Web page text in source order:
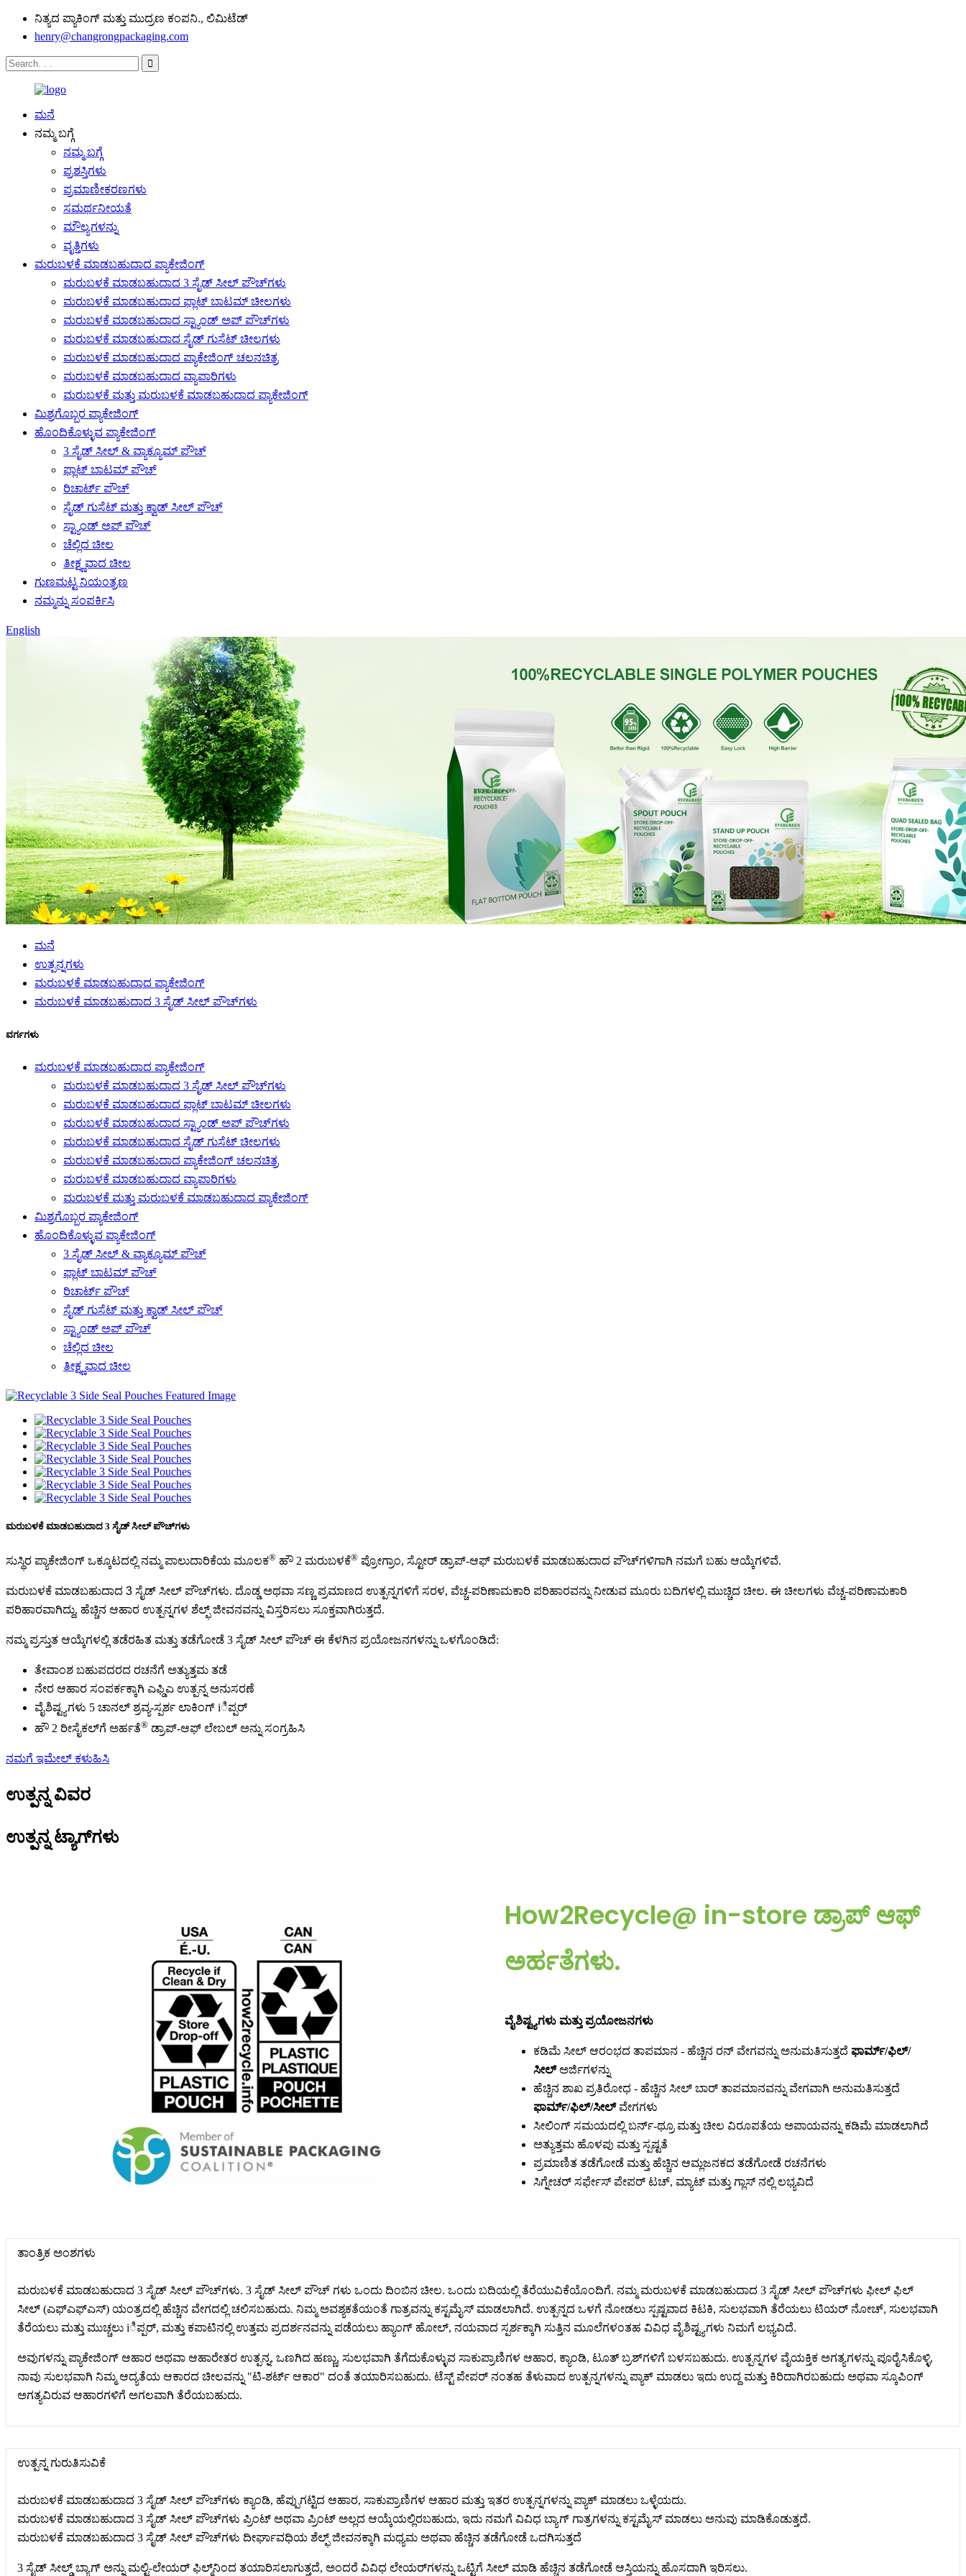
ನಿತ್ಯದ ಪ್ಯಾಕಿಂಗ್ ಮತ್ತು ಮುದ್ರಣ ಕಂಪನಿ., ಲಿಮಿಟೆಡ್
henry@changrongpackaging.com
ಮನೆ
ನಮ್ಮ ಬಗ್ಗೆ
ನಮ್ಮ ಬಗ್ಗೆ
ಪ್ರಶಸ್ತಿಗಳು
ಪ್ರಮಾಣೀಕರಣಗಳು
ಸಮರ್ಥನೀಯತೆ
ಮೌಲ್ಯಗಳನ್ನು
ವೃತ್ತಿಗಳು
ಮರುಬಳಕೆ ಮಾಡಬಹುದಾದ ಪ್ಯಾಕೇಜಿಂಗ್
ಮರುಬಳಕೆ ಮಾಡಬಹುದಾದ 3 ಸೈಡ್ ಸೀಲ್ ಪೌಚ್‌ಗಳು
ಮರುಬಳಕೆ ಮಾಡಬಹುದಾದ ಫ್ಲಾಟ್ ಬಾಟಮ್ ಚೀಲಗಳು
ಮರುಬಳಕೆ ಮಾಡಬಹುದಾದ ಸ್ಟ್ಯಾಂಡ್ ಅಪ್ ಪೌಚ್‌ಗಳು
ಮರುಬಳಕೆ ಮಾಡಬಹುದಾದ ಸೈಡ್ ಗುಸೆಟ್ ಚೀಲಗಳು
ಮರುಬಳಕೆ ಮಾಡಬಹುದಾದ ಪ್ಯಾಕೇಜಿಂಗ್ ಚಲನಚಿತ್ರ
ಮರುಬಳಕೆ ಮಾಡಬಹುದಾದ ವ್ಯಾಪಾರಿಗಳು
ಮರುಬಳಕೆ ಮತ್ತು ಮರುಬಳಕೆ ಮಾಡಬಹುದಾದ ಪ್ಯಾಕೇಜಿಂಗ್
ಮಿಶ್ರಗೊಬ್ಬರ ಪ್ಯಾಕೇಜಿಂಗ್
ಹೊಂದಿಕೊಳ್ಳುವ ಪ್ಯಾಕೇಜಿಂಗ್
3 ಸೈಡ್ ಸೀಲ್ & ವ್ಯಾಕ್ಯೂಮ್ ಪೌಚ್
ಫ್ಲಾಟ್ ಬಾಟಮ್ ಪೌಚ್
ರಿಚಾರ್ಟ್ ಪೌಚ್
ಸೈಡ್ ಗುಸೆಟ್ ಮತ್ತು ಕ್ವಾಡ್ ಸೀಲ್ ಪೌಚ್
ಸ್ಟ್ಯಾಂಡ್ ಅಪ್ ಪೌಚ್
ಚೆಲ್ಲಿದ ಚೀಲ
ತೀಕ್ಷ್ಣವಾದ ಚೀಲ
ಗುಣಮಟ್ಟ ನಿಯಂತ್ರಣ
ನಮ್ಮನ್ನು ಸಂಪರ್ಕಿಸಿ
English
ಮನೆ
ಉತ್ಪನ್ನಗಳು
ಮರುಬಳಕೆ ಮಾಡಬಹುದಾದ ಪ್ಯಾಕೇಜಿಂಗ್
ಮರುಬಳಕೆ ಮಾಡಬಹುದಾದ 3 ಸೈಡ್ ಸೀಲ್ ಪೌಚ್‌ಗಳು
ವರ್ಗಗಳು
ಮರುಬಳಕೆ ಮಾಡಬಹುದಾದ ಪ್ಯಾಕೇಜಿಂಗ್
ಮರುಬಳಕೆ ಮಾಡಬಹುದಾದ 3 ಸೈಡ್ ಸೀಲ್ ಪೌಚ್‌ಗಳು
ಮರುಬಳಕೆ ಮಾಡಬಹುದಾದ ಫ್ಲಾಟ್ ಬಾಟಮ್ ಚೀಲಗಳು
ಮರುಬಳಕೆ ಮಾಡಬಹುದಾದ ಸ್ಟ್ಯಾಂಡ್ ಅಪ್ ಪೌಚ್‌ಗಳು
ಮರುಬಳಕೆ ಮಾಡಬಹುದಾದ ಸೈಡ್ ಗುಸೆಟ್ ಚೀಲಗಳು
ಮರುಬಳಕೆ ಮಾಡಬಹುದಾದ ಪ್ಯಾಕೇಜಿಂಗ್ ಚಲನಚಿತ್ರ
ಮರುಬಳಕೆ ಮಾಡಬಹುದಾದ ವ್ಯಾಪಾರಿಗಳು
ಮರುಬಳಕೆ ಮತ್ತು ಮರುಬಳಕೆ ಮಾಡಬಹುದಾದ ಪ್ಯಾಕೇಜಿಂಗ್
ಮಿಶ್ರಗೊಬ್ಬರ ಪ್ಯಾಕೇಜಿಂಗ್
ಹೊಂದಿಕೊಳ್ಳುವ ಪ್ಯಾಕೇಜಿಂಗ್
3 ಸೈಡ್ ಸೀಲ್ & ವ್ಯಾಕ್ಯೂಮ್ ಪೌಚ್
ಫ್ಲಾಟ್ ಬಾಟಮ್ ಪೌಚ್
ರಿಚಾರ್ಟ್ ಪೌಚ್
ಸೈಡ್ ಗುಸೆಟ್ ಮತ್ತು ಕ್ವಾಡ್ ಸೀಲ್ ಪೌಚ್
ಸ್ಟ್ಯಾಂಡ್ ಅಪ್ ಪೌಚ್
ಚೆಲ್ಲಿದ ಚೀಲ
ತೀಕ್ಷ್ಣವಾದ ಚೀಲ
ಮರುಬಳಕೆ ಮಾಡಬಹುದಾದ 3 ಸೈಡ್ ಸೀಲ್ ಪೌಚ್‌ಗಳು
ಸುಸ್ಥಿರ ಪ್ಯಾಕೇಜಿಂಗ್ ಒಕ್ಕೂಟದಲ್ಲಿ ನಮ್ಮ ಪಾಲುದಾರಿಕೆಯ ಮೂಲಕ® ಹೌ 2 ಮರುಬಳಕೆ® ಪ್ರೋಗ್ರಾಂ, ಸ್ಟೋರ್ ಡ್ರಾಪ್-ಆಫ್ ಮರುಬಳಕೆ ಮಾಡಬಹುದಾದ ಪೌಚ್‌ಗಳಿಗಾಗಿ ನಮಗೆ ಬಹು ಆಯ್ಕೆಗಳಿವೆ.
ಮರುಬಳಕೆ ಮಾಡಬಹುದಾದ 3 ಸೈಡ್ ಸೀಲ್ ಪೌಚ್‌ಗಳು. ದೊಡ್ಡ ಅಥವಾ ಸಣ್ಣ ಪ್ರಮಾಣದ ಉತ್ಪನ್ನಗಳಿಗೆ ಸರಳ, ವೆಚ್ಚ-ಪರಿಣಾಮಕಾರಿ ಪರಿಹಾರವನ್ನು ನೀಡುವ ಮೂರು ಬದಿಗಳಲ್ಲಿ ಮುಚ್ಚಿದ ಚೀಲ. ಈ ಚೀಲಗಳು ವೆಚ್ಚ-ಪರಿಣಾಮಕಾರಿ
ಪರಿಹಾರವಾಗಿದ್ದು, ಹೆಚ್ಚಿನ ಆಹಾರ ಉತ್ಪನ್ನಗಳ ಶೆಲ್ಫ್ ಜೀವನವನ್ನು ವಿಸ್ತರಿಸಲು ಸೂಕ್ತವಾಗಿರುತ್ತದೆ.
ನಮ್ಮ ಪ್ರಸ್ತುತ ಆಯ್ಕೆಗಳಲ್ಲಿ ತಡೆರಹಿತ ಮತ್ತು ತಡೆಗೋಡೆ 3 ಸೈಡ್ ಸೀಲ್ ಪೌಚ್ ಈ ಕೆಳಗಿನ ಪ್ರಯೋಜನಗಳನ್ನು ಒಳಗೊಂಡಿದೆ:
ತೇವಾಂಶ ಬಹುಪದರದ ರಚನೆಗೆ ಅತ್ಯುತ್ತಮ ತಡೆ
ನೇರ ಆಹಾರ ಸಂಪರ್ಕಕ್ಕಾಗಿ ಎಫ್ಡಿಎ ಉತ್ಪನ್ನ ಅನುಸರಣೆ
ವೈಶಿಷ್ಟ್ಯಗಳು 5 ಚಾನಲ್ ಶ್ರವ್ಯ-ಸ್ಪರ್ಶ ಲಾಕಿಂಗ್ iಿಪ್ಪರ್
ಹೌ 2 ರೀಸೈಕಲ್‌ಗೆ ಅರ್ಹತೆ® ಡ್ರಾಪ್-ಆಫ್ ಲೇಬಲ್ ಅನ್ನು ಸಂಗ್ರಹಿಸಿ
ನಮಗೆ ಇಮೇಲ್ ಕಳುಹಿಸಿ
ಉತ್ಪನ್ನ ವಿವರ
ಉತ್ಪನ್ನ ಟ್ಯಾಗ್‌ಗಳು
How2Recycle@ in-store ಡ್ರಾಪ್ ಆಫ್
ಅರ್ಹತೆಗಳು.
ವೈಶಿಷ್ಟ್ಯಗಳು ಮತ್ತು ಪ್ರಯೋಜನಗಳು
ಕಡಿಮೆ ಸೀಲ್ ಆರಂಭದ ತಾಪಮಾನ - ಹೆಚ್ಚಿನ ರನ್ ವೇಗವನ್ನು ಅನುಮತಿಸುತ್ತದೆ ಫಾರ್ಮ್/ಫಿಲ್/
ಸೀಲ್ಅರ್ಜಿಗಳನ್ನು
ಹೆಚ್ಚಿನ ಶಾಖ ಪ್ರತಿರೋಧ - ಹೆಚ್ಚಿನ ಸೀಲ್ ಬಾರ್ ತಾಪಮಾನವನ್ನು ವೇಗವಾಗಿ ಅನುಮತಿಸುತ್ತದೆ
ಫಾರ್ಮ್/ಫಿಲ್/ಸೀಲ್ವೇಗಗಳು
ಸೀಲಿಂಗ್ ಸಮಯದಲ್ಲಿ ಬರ್ನ್-ಥ್ರೂ ಮತ್ತು ಚೀಲ ವಿರೂಪತೆಯ ಅಪಾಯವನ್ನು ಕಡಿಮೆ ಮಾಡಲಾಗಿದೆ
ಅತ್ಯುತ್ತಮ ಹೊಳಪು ಮತ್ತು ಸ್ಪಷ್ಟತೆ
ಪ್ರಮಾಣಿತ ತಡೆಗೋಡೆ ಮತ್ತು ಹೆಚ್ಚಿನ ಆಮ್ಲಜನಕದ ತಡೆಗೋಡೆ ರಚನೆಗಳು
ಸಿಗ್ನೇಚರ್ ಸರ್ಫೇಸ್ ಪೇಪರ್ ಟಚ್, ಮ್ಯಾಟ್ ಮತ್ತು ಗ್ಲಾಸ್ ನಲ್ಲಿ ಲಭ್ಯವಿದೆ
ತಾಂತ್ರಿಕ ಅಂಶಗಳು
ಮರುಬಳಕೆ ಮಾಡಬಹುದಾದ 3 ಸೈಡ್ ಸೀಲ್ ಪೌಚ್‌ಗಳು. 3 ಸೈಡ್ ಸೀಲ್ ಪೌಚ್ ಗಳು ಒಂದು ದಿಂಬಿನ ಚೀಲ. ಒಂದು ಬದಿಯಲ್ಲಿ ತೆರೆಯುವಿಕೆಯೊಂದಿಗೆ. ನಮ್ಮ ಮರುಬಳಕೆ ಮಾಡಬಹುದಾದ 3 ಸೈಡ್ ಸೀಲ್ ಪೌಚ್‌ಗಳು ಫೀಲ್ ಫಿಲ್
ಸೀಲ್ (ಎಫ್‌ಎಫ್‌ಎಸ್) ಯಂತ್ರದಲ್ಲಿ ಹೆಚ್ಚಿನ ವೇಗದಲ್ಲಿ ಚಲಿಸಬಹುದು. ನಿಮ್ಮ ಅವಶ್ಯಕತೆಯಂತೆ ಗಾತ್ರವನ್ನು ಕಸ್ಟಮೈಸ್ ಮಾಡಲಾಗಿದೆ. ಉತ್ಪನ್ನದ ಒಳಗೆ ನೋಡಲು ಸ್ಪಷ್ಟವಾದ ಕಿಟಕಿ, ಸುಲಭವಾಗಿ ತೆರೆಯಲು ಟಿಯರ್ ನೋಚ್, ಸುಲಭವಾಗಿ
ತೆರೆಯಲು ಮತ್ತು ಮುಚ್ಚಲು iಿಪ್ಪರ್, ಮತ್ತು ಕಪಾಟಿನಲ್ಲಿ ಉತ್ತಮ ಪ್ರದರ್ಶನವನ್ನು ಪಡೆಯಲು ಹ್ಯಾಂಗ್ ಹೋಲ್, ನಯವಾದ ಸ್ಪರ್ಶಕ್ಕಾಗಿ ಸುತ್ತಿನ ಮೂಲೆಗಳಂತಹ ವಿವಿಧ ವೈಶಿಷ್ಟ್ಯಗಳು ನಿಮಗೆ ಲಭ್ಯವಿದೆ.
ಅವುಗಳನ್ನು ಪ್ಯಾಕೇಜಿಂಗ್ ಆಹಾರ ಅಥವಾ ಆಹಾರೇತರ ಉತ್ಪನ್ನ, ಒಣಗಿದ ಹಣ್ಣು, ಸುಲಭವಾಗಿ ತೆಗೆದುಕೊಳ್ಳುವ ಸಾಕುಪ್ರಾಣಿಗಳ ಆಹಾರ, ಕ್ಯಾಂಡಿ, ಟೂತ್ ಬ್ರಶ್‌ಗಳಿಗೆ ಬಳಸಬಹುದು. ಉತ್ಪನ್ನಗಳ ವೈಯಕ್ತಿಕ ಅಗತ್ಯಗಳನ್ನು ಪೂರೈಸಿಕೊಳ್ಳಿ,
ನಾವು ಸುಲಭವಾಗಿ ನಿಮ್ಮ ಆದ್ಯತೆಯ ಆಕಾರದ ಚೀಲವನ್ನು "ಟಿ-ಶರ್ಟ್ ಆಕಾರ" ದಂತೆ ತಯಾರಿಸಬಹುದು. ಟೆಸ್ಟ್ ಪೇಪರ್ ನಂತಹ ತೆಳುವಾದ ಉತ್ಪನ್ನಗಳನ್ನು ಪ್ಯಾಕ್ ಮಾಡಲು ಇದು ಉದ್ದ ಮತ್ತು ಕಿರಿದಾಗಿರಬಹುದು ಅಥವಾ ಸ್ಕೂಪಿಂಗ್
ಅಗತ್ಯವಿರುವ ಆಹಾರಗಳಿಗೆ ಅಗಲವಾಗಿ ತೆರೆಯಬಹುದು.
ಉತ್ಪನ್ನ ಗುರುತಿಸುವಿಕೆ
ಮರುಬಳಕೆ ಮಾಡಬಹುದಾದ 3 ಸೈಡ್ ಸೀಲ್ ಪೌಚ್‌ಗಳು ಕ್ಯಾಂಡಿ, ಹೆಪ್ಪುಗಟ್ಟಿದ ಆಹಾರ, ಸಾಕುಪ್ರಾಣಿಗಳ ಆಹಾರ ಮತ್ತು ಇತರ ಉತ್ಪನ್ನಗಳನ್ನು ಪ್ಯಾಕ್ ಮಾಡಲು ಒಳ್ಳೆಯದು.
ಮರುಬಳಕೆ ಮಾಡಬಹುದಾದ 3 ಸೈಡ್ ಸೀಲ್ ಪೌಚ್‌ಗಳು ಪ್ರಿಂಟ್ ಅಥವಾ ಪ್ರಿಂಟ್ ಅಲ್ಲದ ಆಯ್ಕೆಯಲ್ಲಿರಬಹುದು, ಇದು ನಮಗೆ ವಿವಿಧ ಬ್ಯಾಗ್ ಗಾತ್ರಗಳನ್ನು ಕಸ್ಟಮೈಸ್ ಮಾಡಲು ಅನುವು ಮಾಡಿಕೊಡುತ್ತದೆ.
ಮರುಬಳಕೆ ಮಾಡಬಹುದಾದ 3 ಸೈಡ್ ಸೀಲ್ ಪೌಚ್‌ಗಳು ದೀರ್ಘಾವಧಿಯ ಶೆಲ್ಫ್ ಜೀವನಕ್ಕಾಗಿ ಮಧ್ಯಮ ಅಥವಾ ಹೆಚ್ಚಿನ ತಡೆಗೋಡೆ ಒದಗಿಸುತ್ತದೆ
3 ಸೈಡ್ ಸೀಲ್ಡ್ ಬ್ಯಾಗ್ ಅನ್ನು ಮಲ್ಟಿ-ಲೇಯರ್ ಫಿಲ್ಮ್‌ನಿಂದ ತಯಾರಿಸಲಾಗುತ್ತದೆ, ಅಂದರೆ ವಿವಿಧ ಲೇಯರ್‌ಗಳನ್ನು ಒಟ್ಟಿಗೆ ಸೀಲ್ ಮಾಡಿ ಹೆಚ್ಚಿನ ತಡೆಗೋಡೆ ಆಸ್ತಿಯನ್ನು ಹೊಸದಾಗಿ ಇರಿಸಲು.